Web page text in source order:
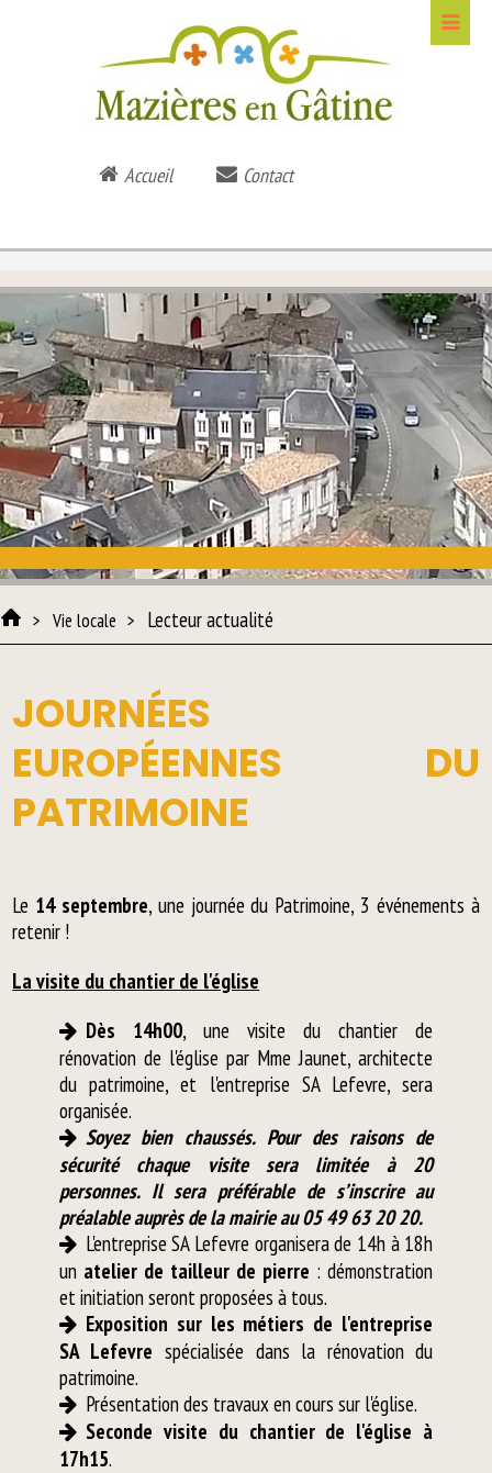
Accueil Contact
Vie locale Lecteur actualité
JOURNÉES
EUROPÉENNES DU
PATRIMOINE
Le 14 septembre, une journée du Patrimoine, 3 événements à
retenir !
La visite du chantier de l'église
Dès 14h00, une visite du chantier de
rénovation de l'église par Mme Jaunet, architecte
du patrimoine, et l'entreprise SA Lefevre, sera
organisée.
Soyez bien chaussés. Pour des raisons de
sécurité chaque visite sera limitée à 20
personnes. Il sera préférable de s’inscrire au
préalable auprès de la mairie au 05 49 63 20 20.
L'entreprise SA Lefevre organisera de 14h à 18h
unatelier de tailleur de pierre : démonstration
et initiation seront proposées à tous.
Exposition sur les métiers de l'entreprise
SA Lefevre spécialisée dans la rénovation du
patrimoine.
Présentation des travaux en cours sur l'église.
Seconde visite du chantier de l'église à
17h15.